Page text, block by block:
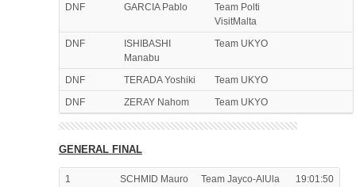
DNF
GARCIA Pablo
Team Polti
VisitMalta
DNF
ISHIBASHI
Manabu
Team UKYO
DNF TERADA Yoshiki
Team UKYO
DNF
ZERAY Nahom Team UKYO
GENERAL FINAL
1 SCHMID Mauro Team Jayco-AlUla
19:01:50